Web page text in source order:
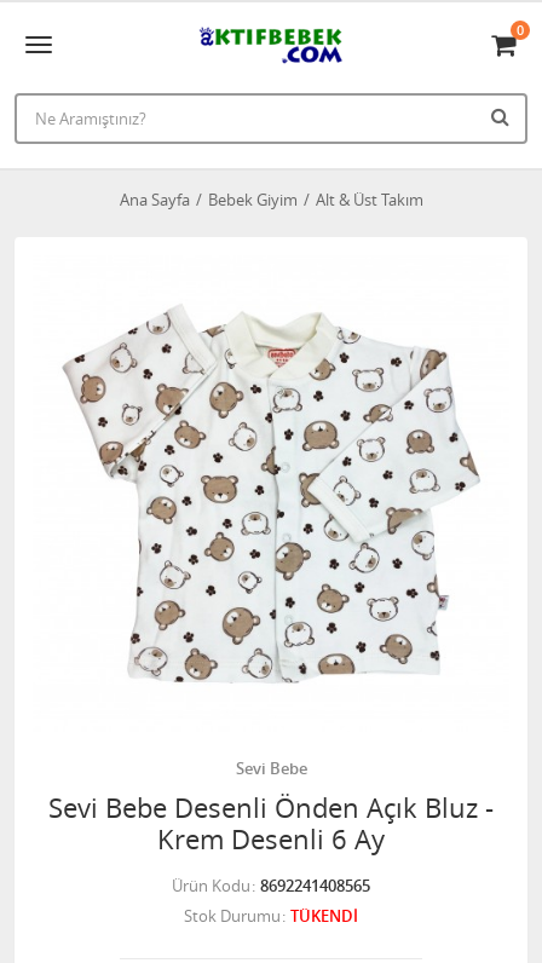
0
Ana Sayfa Bebek Giyim Alt & Üst Takım
Sevi Bebe
Sevi Bebe Desenli Önden Açık Bluz -
Krem Desenli 6 Ay
Ürün Kodu 8692241408565
Stok Durumu TÜKENDİ